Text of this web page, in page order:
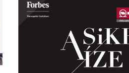
Üzlet